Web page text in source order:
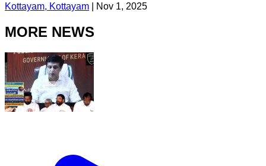
Kottayam, Kottayam Nov 1, 2025
MORE NEWS